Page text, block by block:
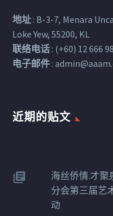
地址 : B-3-7, Menara
Loke Yew, 55200, KL
联络电话 : (+60) 12 666
电子邮件 :
近期的贴文​
海丝侨情.才聚
分会第三届艺
动